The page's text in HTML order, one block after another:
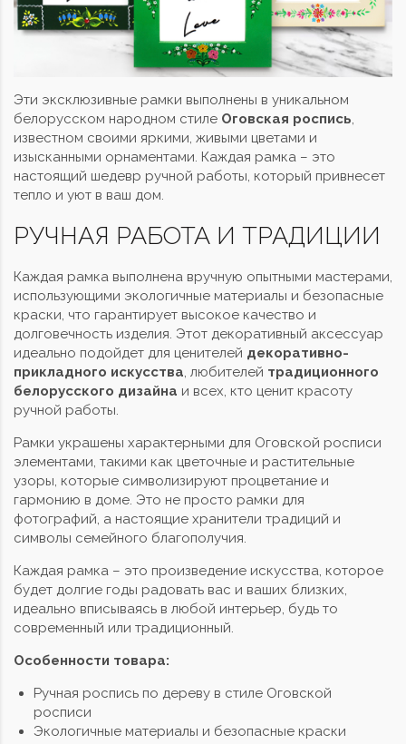
Эти эксклюзивные рамки выполнены в уникальном
белорусском народном стиле Оговская роспись,
известном своими яркими, живыми цветами и
изысканными орнаментами. Каждая рамка – это
настоящий шедевр ручной работы, который привнесет
тепло и уют в ваш дом.
РУЧНАЯ РАБОТА И ТРАДИЦИИ
Каждая рамка выполнена вручную опытными мастерами,
использующими экологичные материалы и безопасные
краски, что гарантирует высокое качество и
долговечность изделия. Этот декоративный аксессуар
идеально подойдет для ценителей декоративно-
прикладного искусства, любителей традиционного
белорусского дизайна и всех, кто ценит красоту
ручной работы.
Рамки украшены характерными для Оговской росписи
элементами, такими как цветочные и растительные
узоры, которые символизируют процветание и
гармонию в доме. Это не просто рамки для
фотографий, а настоящие хранители традиций и
символы семейного благополучия.
Каждая рамка – это произведение искусства, которое
будет долгие годы радовать вас и ваших близких,
идеально вписываясь в любой интерьер, будь то
современный или традиционный.
Особенности товара:
Ручная роспись по дереву в стиле Оговской
росписи
Экологичные материалы и безопасные краски